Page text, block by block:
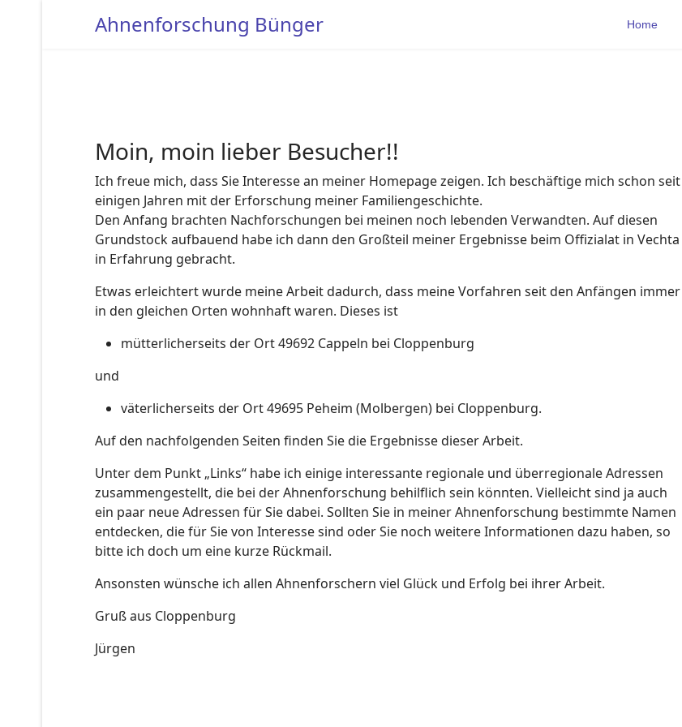
Ahnenforschung Bünger Home
Moin, moin lieber Besucher!!
Ich freue mich, dass Sie Interesse an meiner Homepage zeigen. Ich beschäftige mich schon seit
einigen Jahren mit der Erforschung meiner Familiengeschichte.
Den Anfang brachten Nachforschungen bei meinen noch lebenden Verwandten. Auf diesen
Grundstock aufbauend habe ich dann den Großteil meiner Ergebnisse beim Offizialat in Vechta
in Erfahrung gebracht.
Etwas erleichtert wurde meine Arbeit dadurch, dass meine Vorfahren seit den Anfängen immer
in den gleichen Orten wohnhaft waren. Dieses ist
mütterlicherseits der Ort 49692 Cappeln bei Cloppenburg
und
väterlicherseits der Ort 49695 Peheim (Molbergen) bei Cloppenburg.
Auf den nachfolgenden Seiten finden Sie die Ergebnisse dieser Arbeit.
Unter dem Punkt „Links“ habe ich einige interessante regionale und überregionale Adressen
zusammengestellt, die bei der Ahnenforschung behilflich sein könnten. Vielleicht sind ja auch
ein paar neue Adressen für Sie dabei. Sollten Sie in meiner Ahnenforschung bestimmte Namen
entdecken, die für Sie von Interesse sind oder Sie noch weitere Informationen dazu haben, so
bitte ich doch um eine kurze Rückmail.
Ansonsten wünsche ich allen Ahnenforschern viel Glück und Erfolg bei ihrer Arbeit.
Gruß aus Cloppenburg
Jürgen